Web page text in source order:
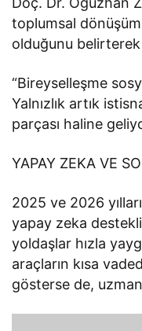
toplumsal
olduğunu
“Bireyselleşme
Yalnızlık artık
parçası haline
YAPAY ZEKA VE
2025 ve 2026
yapay zeka
yoldaşlar hızla
araçların kısa
gösterse de,